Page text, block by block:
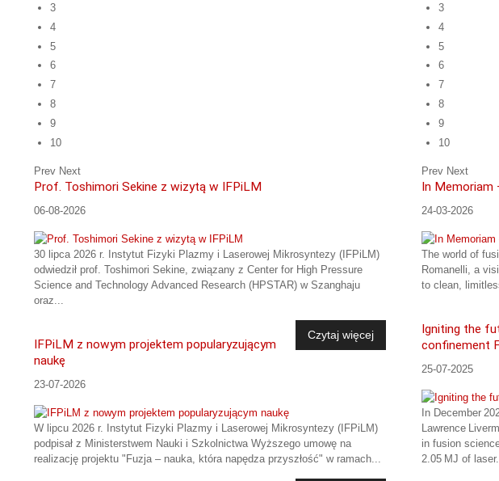
3
4
5
6
7
8
9
10
Prev Next
Prof. Toshimori Sekine z wizytą w IFPiLM
06-08-2026
30 lipca 2026 r. Instytut Fizyki Plazmy i Laserowej Mikrosyntezy (IFPiLM)
odwiedził prof. Toshimori Sekine, związany z Center for High Pressure
Science and Technology Advanced Research (HPSTAR) w Szanghaju
oraz...
Czytaj więcej
IFPiLM z nowym projektem popularyzującym
naukę
23-07-2026
W lipcu 2026 r. Instytut Fizyki Plazmy i Laserowej Mikrosyntezy (IFPiLM)
podpisał z Ministerstwem Nauki i Szkolnictwa Wyższego umowę na
realizację projektu "Fuzja – nauka, która napędza przyszłość" w ramach...
3
4
5
6
7
8
9
10
Prev Next
In Memoriam
24-03-2026
The world of
Romanelli, a
to clean,
Igniting the
confinement
25-07-2025
In December
Lawrence
in fusion
2.05 MJ of